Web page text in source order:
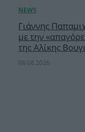
Γιάννης
με την
της Αλίκης
08.08.2026